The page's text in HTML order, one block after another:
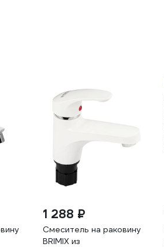
1 288 ₽
Смеситель на раковину
BRIMIX из